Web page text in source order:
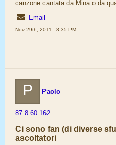
canzone cantata da Mina o da
Email
Nov 29th, 2011 - 8:35 PM
P Paolo
87.8.60.162
Ci sono fan (di diverse
ascoltatori